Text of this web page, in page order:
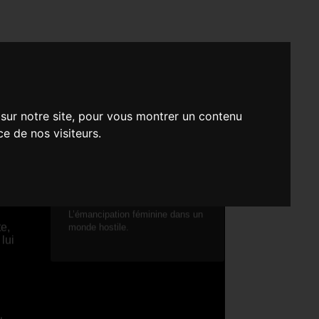
notre site, pour vous montrer un contenu
de nos visiteurs.
lui
L’émancipation féminine dans un
monde hostile.